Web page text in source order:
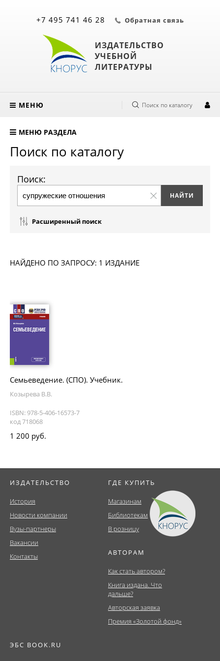
ИЗДАТЕЛЬСТВО
УЧЕБНОЙ
ЛИТЕРАТУРЫ
+7 495 741 46 28 Обратная связь
МЕНЮ Поиск по каталогу
МЕНЮ РАЗДЕЛА
Поиск по каталогу
Поиск:
Расширенный поиск
НАЙДЕНО ПО ЗАПРОСУ: 1 ИЗДАНИЕ
Семьеведение. (СПО). Учебник.
Козырева В.В.
ISBN: 978-5-406-16573-7
код 718068
1 200 руб.
ИЗДАТЕЛЬСТВО
История
Новости компании
Вузы-партнеры
Вакансии
Контакты
ГДЕ КУПИТЬ
Магазинам
Библиотекам
В розницу
АВТОРАМ
Как стать автором?
Книга издана. Что
дальше?
Авторская заявка
Премия «Золотой фонд»
ЭБС BOOK.RU